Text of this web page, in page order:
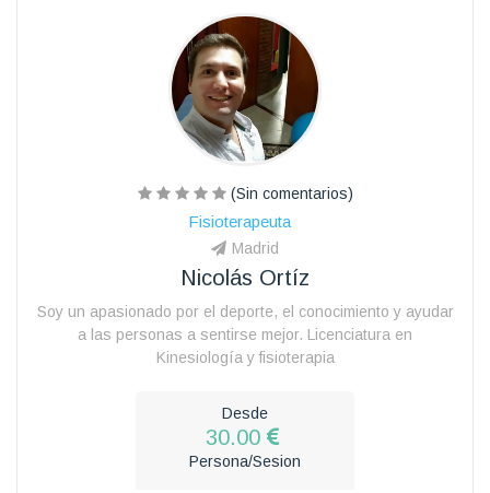
(Sin comentarios)
Fisioterapeuta
Madrid
Nicolás Ortíz
Soy un apasionado por el deporte, el conocimiento y ayudar
a las personas a sentirse mejor. Licenciatura en
Kinesiología y fisioterapia
Desde
30.00
Persona/Sesion